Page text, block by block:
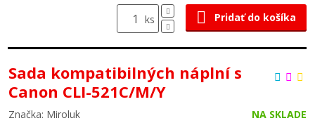
ks Pridať do košíka
Sada kompatibilných náplní s
Canon CLI-521C/M/Y
Značka: Miroluk
NA SKLADE